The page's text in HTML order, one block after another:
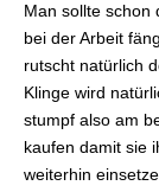
Man sollte schon
bei der Arbeit
rutscht natürlich
Klinge wird
stumpf also am
kaufen damit sie
weiterhin